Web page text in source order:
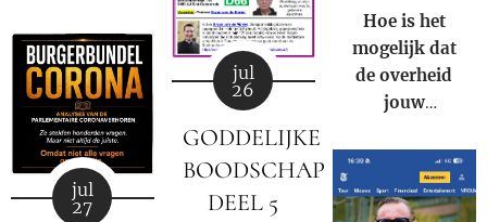
Hoe is het
mogelijk dat
de overheid
jouw
mag afpakken
voor de winst
van een
2026]
rest van de
wereld.
jul
27
jul
26
GODDELIJKE
BOODSCHAP
DEEL 5